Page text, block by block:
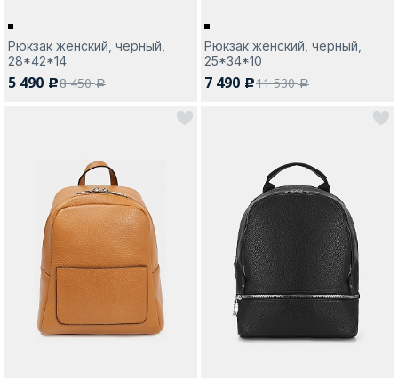
Рюкзак женский, черный,
28*42*14
5 490 c8 450a
Рюкзак женский, черный,
25*34*10
7 490 c11 530a